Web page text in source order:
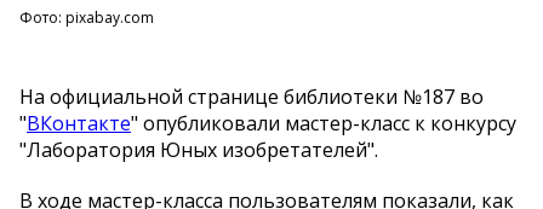
Фото: pixabay.com
На официальной странице библиотеки №187 во
"ВКонтакте" опубликовали мастер-класс к конкурсу
"Лаборатория Юных изобретателей".
В ходе мастер-класса пользователям показали, как